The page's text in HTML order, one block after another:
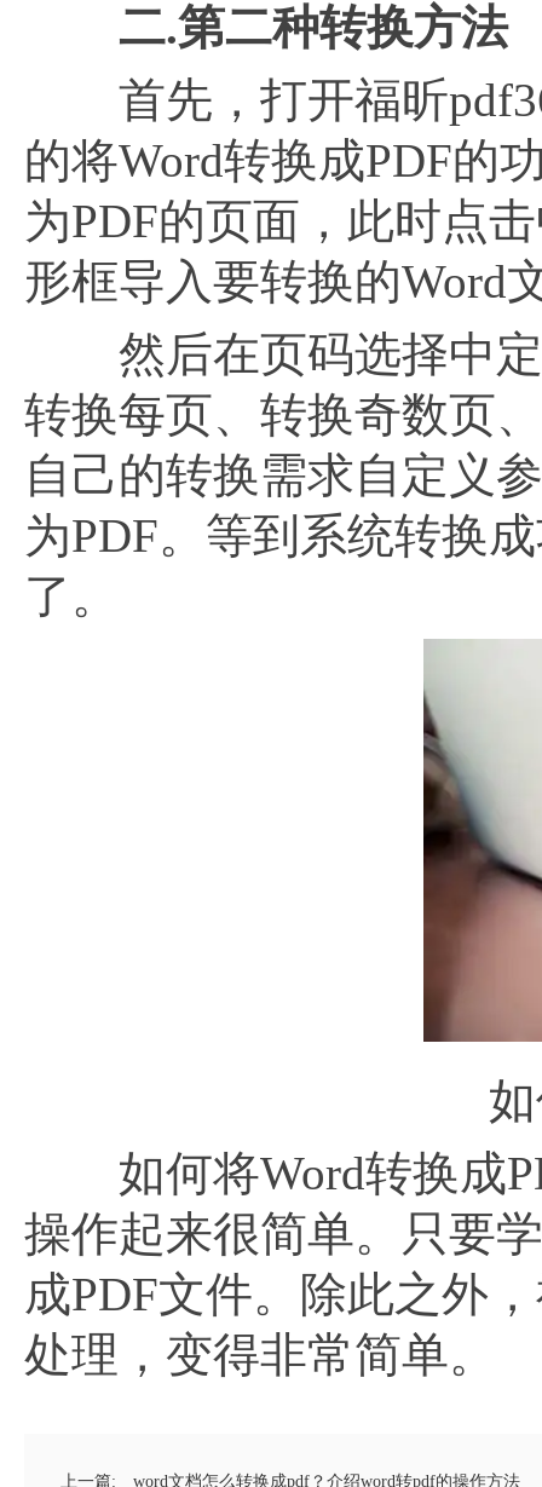
二.第二种转换方法
首先，打开福昕
的将Word转换成PDF的
为PDF的页面，此时点
形框导入要转换的Word
然后在页码选择中定
转换每页、转换奇数页
自己的转换需求自定义
为PDF。等到系统转换
了。
如何将Word转换成
操作起来很简单。只要
成PDF文件。除此之外
处理，变得非常简单。
上一篇: word文档怎么转换成pdf？介绍word转pdf的操作方法